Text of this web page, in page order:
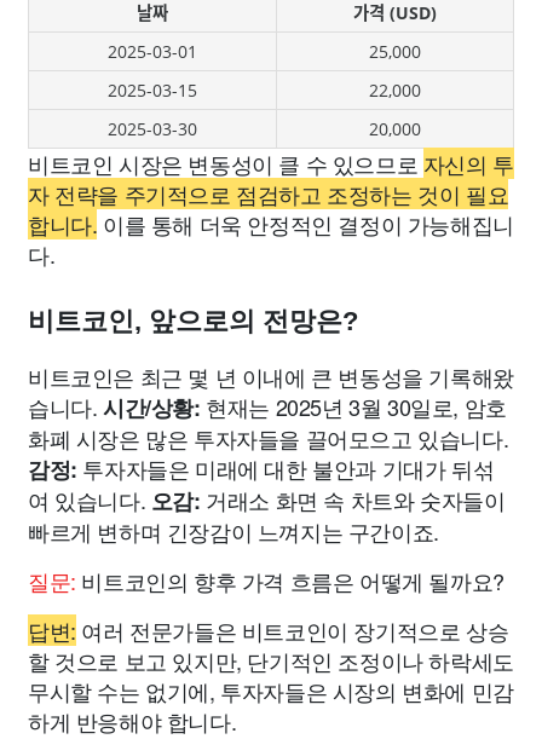
날짜
가격 (USD)
2025-03-01
25,000
2025-03-15
22,000
2025-03-30
20,000
비트코인 시장은 변동성이 클 수 있으므로 자신의 투
자 전략을 주기적으로 점검하고 조정하는 것이 필요
합니다. 이를 통해 더욱 안정적인 결정이 가능해집니
다.
비트코인, 앞으로의 전망은?
비트코인은 최근 몇 년 이내에 큰 변동성을 기록해왔
습니다.시간/상황: 현재는 2025년 3월 30일로, 암호
화폐 시장은 많은 투자자들을 끌어모으고 있습니다.
감정: 투자자들은 미래에 대한 불안과 기대가 뒤섞
여 있습니다. 오감: 거래소 화면 속 차트와 숫자들이
빠르게 변하며 긴장감이 느껴지는 구간이죠.
질문: 비트코인의 향후 가격 흐름은 어떻게 될까요?
답변: 여러 전문가들은 비트코인이 장기적으로 상승
할 것으로 보고 있지만, 단기적인 조정이나 하락세도
무시할 수는 없기에, 투자자들은 시장의 변화에 민감
하게 반응해야 합니다.